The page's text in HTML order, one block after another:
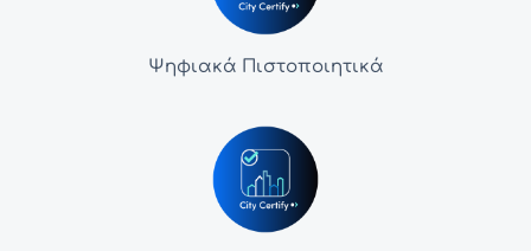
Ψηφιακά Πιστοποιητικά